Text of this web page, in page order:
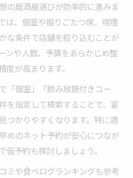
の居酒屋選びが効率的に進みま
は、個室や掘りごたつ席、喫煙
な条件で店舗を絞り込むことが
ンや人数、予算をあらかじめ整
度が高まります。
「個室」「飲み放題付きコー
を指定して検索することで、宴
つかりやすくなります。特に週
めのネット予約が安心につなが
仮予約も検討しましょう。
ミや食べログランキングも参考